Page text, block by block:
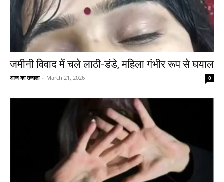
जमीनी विवाद में चले लाठी-डंडे, महिला गंभीर रूप से घयाल
आज का उजाला - March 21, 2026 0